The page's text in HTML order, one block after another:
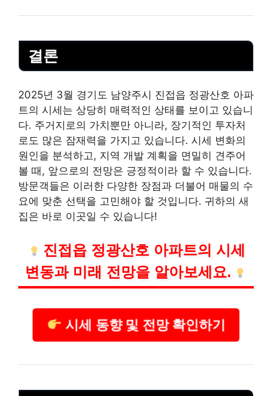
결론
2025년 3월 경기도 남양주시 진접읍 정광산호 아파
트의 시세는 상당히 매력적인 상태를 보이고 있습니
다. 주거지로의 가치뿐만 아니라, 장기적인 투자처
로도 많은 잠재력을 가지고 있습니다. 시세 변화의
원인을 분석하고, 지역 개발 계획을 면밀히 견주어
볼 때, 앞으로의 전망은 긍정적이라 할 수 있습니다.
방문객들은 이러한 다양한 장점과 더불어 매물의 수
요에 맞춘 선택을 고민해야 할 것입니다. 귀하의 새
집은 바로 이곳일 수 있습니다!
진접읍 정광산호 아파트의 시세
변동과 미래 전망을 알아보세요.
시세 동향 및 전망 확인하기